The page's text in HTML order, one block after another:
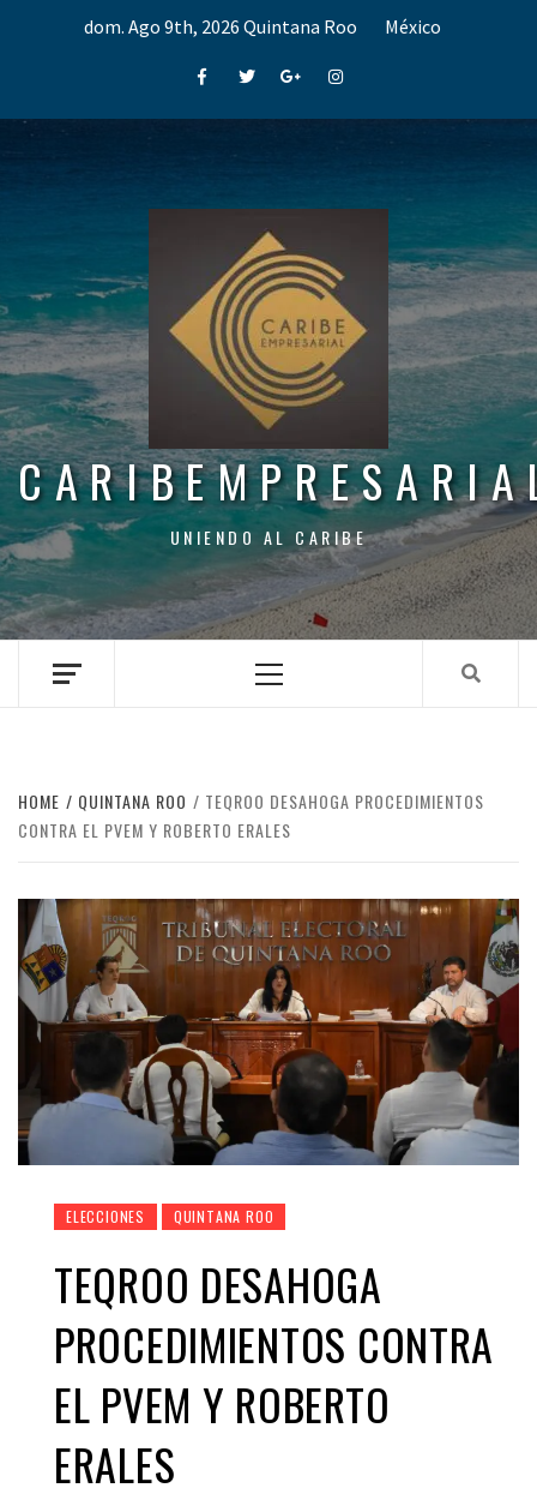
dom. Ago 9th, 2026 Quintana Roo México
FacebookTwitterGoogle+Instagram
UNIENDO AL CARIBE
Menu
HOME QUINTANA ROO
TEQROO DESAHOGA PROCEDIMIENTOS
CONTRA EL PVEM Y ROBERTO ERALES
ELECCIONES QUINTANA ROO
TEQROO DESAHOGA
PROCEDIMIENTOS CONTRA
EL PVEM Y ROBERTO
ERALES